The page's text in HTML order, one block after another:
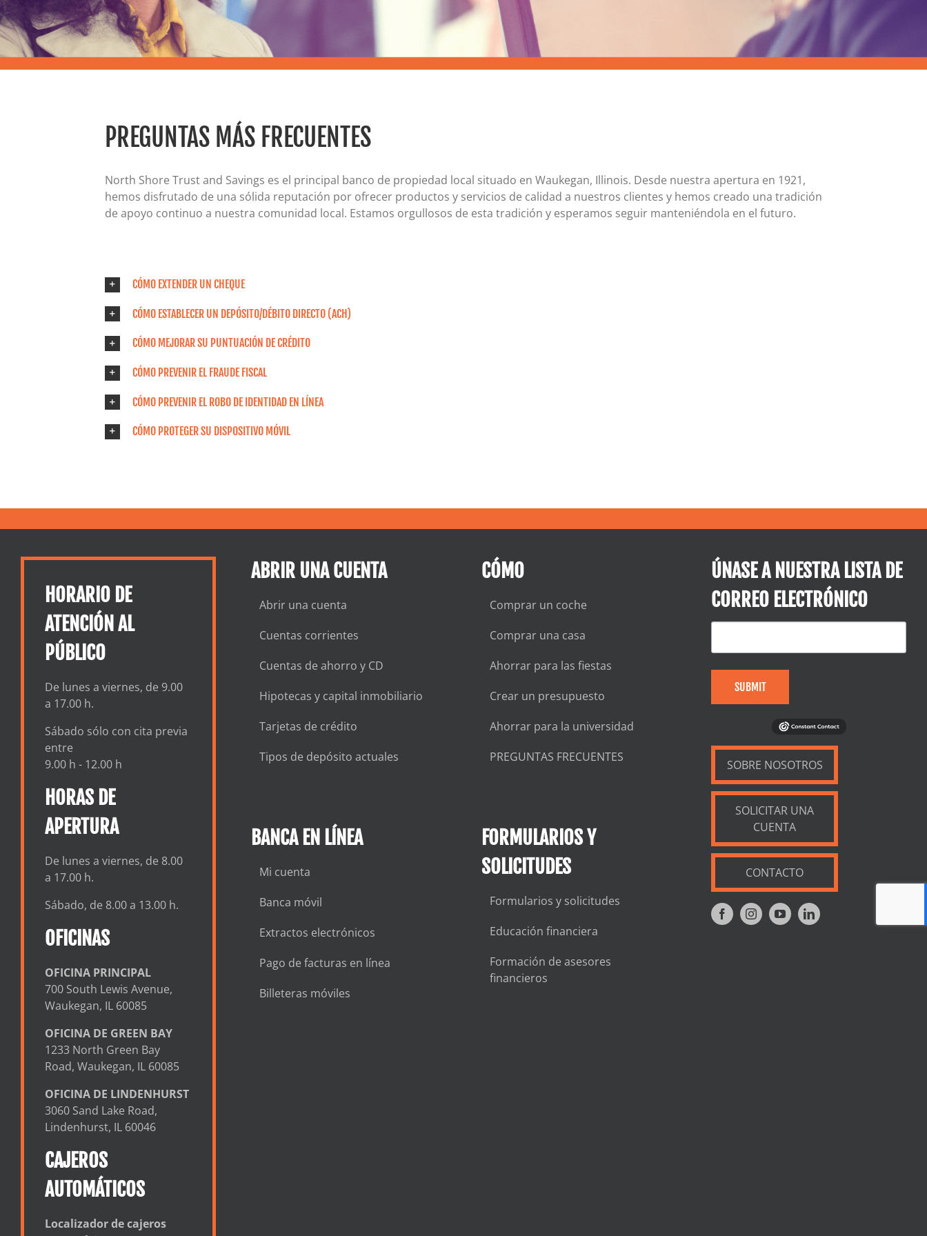
Certificados de depósito (CD)
Cuentas individuales de jubilación (IRA)
Tipos actuales de cuentas IRA y CD
Tarjeta MasterCard y Visa Preferred Points
Comisiones para todos los productos de tarjeta
PREGUNTAS MÁS FRECUENTES
North Shore Trust and Savings es el principal banco de propiedad local situado en Waukegan, Illinois. Desde nuestra apertura en 1921,
hemos disfrutado de una sólida reputación por ofrecer productos y servicios de calidad a nuestros clientes y hemos creado una tradición
de apoyo continuo a nuestra comunidad local. Estamos orgullosos de esta tradición y esperamos seguir manteniéndola en el futuro.
CÓMO EXTENDER UN CHEQUE
CÓMO ESTABLECER UN DEPÓSITO/DÉBITO DIRECTO (ACH)
CÓMO MEJORAR SU PUNTUACIÓN DE CRÉDITO
CÓMO PREVENIR EL FRAUDE FISCAL
CÓMO PREVENIR EL ROBO DE IDENTIDAD EN LÍNEA
CÓMO PROTEGER SU DISPOSITIVO MÓVIL
HORARIO DE
ATENCIÓN AL
PÚBLICO
De lunes a viernes, de 9.00
a 17.00 h.
Sábado sólo con cita previa
entre
9.00 h - 12.00 h
HORAS DE
APERTURA
De lunes a viernes, de 8.00
a 17.00 h.
Sábado, de 8.00 a 13.00 h.
OFICINAS
OFICINA PRINCIPAL
700 South Lewis Avenue,
Waukegan, IL 60085
OFICINA DE GREEN BAY
1233 North Green Bay
Road, Waukegan, IL 60085
OFICINA DE LINDENHURST
3060 Sand Lake Road,
Lindenhurst, IL 60046
CAJEROS
AUTOMÁTICOS
Localizador de cajeros
ABRIR UNA CUENTA
Abrir una cuenta
Cuentas corrientes
Cuentas de ahorro y CD
Hipotecas y capital inmobiliario
Tarjetas de crédito
Tipos de depósito actuales
BANCA EN LÍNEA
Mi cuenta
Banca móvil
Extractos electrónicos
Pago de facturas en línea
Billeteras móviles
CÓMO
Comprar un coche
Comprar una casa
Ahorrar para las fiestas
Crear un presupuesto
Ahorrar para la universidad
PREGUNTAS FRECUENTES
FORMULARIOS Y
SOLICITUDES
Formularios y solicitudes
Educación financiera
Formación de asesores
financieros
ÚNASE A NUESTRA LISTA DE
CORREO ELECTRÓNICO
SUBMIT
SOBRE NOSOTROS
SOLICITAR UNA
CUENTA
CONTACTO